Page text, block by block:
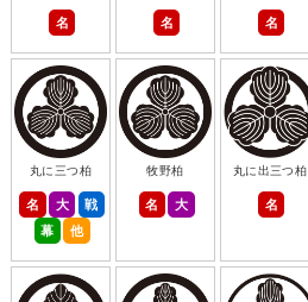
名 名 名
丸に三つ柏
名 大
戦
幕
他
牧野柏
名 大
丸に出三つ柏
名